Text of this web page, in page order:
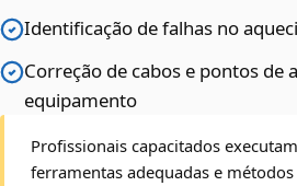
Identificação de falhas no
Correção de cabos e pontos de
equipamento
Profissionais capacitados
ferramentas adequadas e